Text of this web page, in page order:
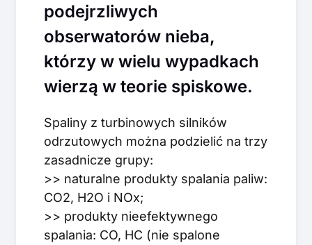
podejrzliwych
obserwatorów nieba,
którzy w wielu wypadkach
wierzą w teorie spiskowe.
Spaliny z turbinowych silników
odrzutowych można podzielić na trzy
zasadnicze grupy:
>> naturalne produkty spalania paliw:
CO2, H2O i NOx;
>> produkty nieefektywnego
spalania: CO, HC (nie spalone